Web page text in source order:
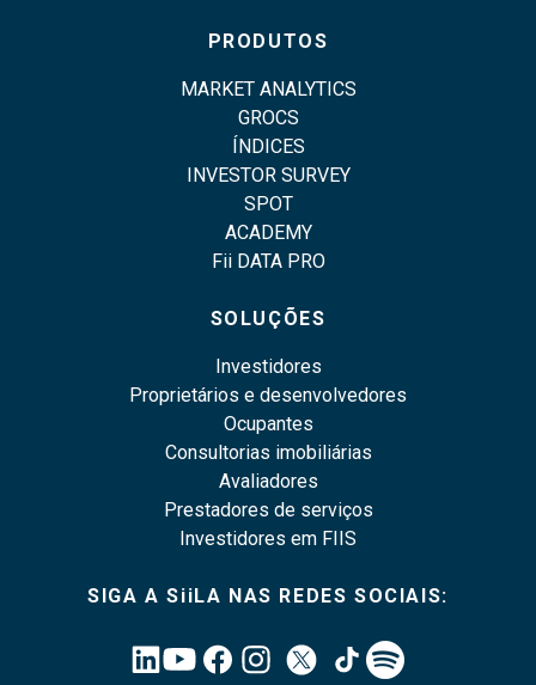
PRODUTOS
MARKET ANALYTICS
GROCS
ÍNDICES
INVESTOR SURVEY
SPOT
ACADEMY
Fii DATA PRO
SOLUÇÕES
Investidores
Proprietários e desenvolvedores
Ocupantes
Consultorias imobiliárias
Avaliadores
Prestadores de serviços
Investidores em FIIS
SIGA A SiiLA NAS REDES SOCIAIS: